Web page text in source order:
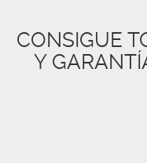
CONSIGUE
Y